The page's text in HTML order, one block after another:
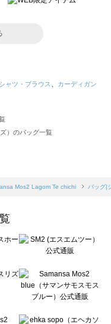
シャツ・ブラウス
カーディガン
）のバッグ一覧
モスモス）のバッグ一覧
バッグ一覧
覧
Mos2 Lagom Te chichi バッグ|